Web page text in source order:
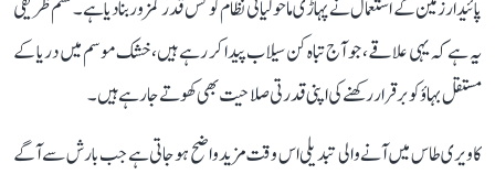
پائیدار زمین کے استعمال نے پہاڑی ماحولیاتی نظام کو کس قدر کمزور بنا دیا ہے۔ ستم ظریفی
یہ ہے کہ یہی علاقے، جو آج تباہ کن سیلاب پیدا کر رہے ہیں، خشک موسم میں دریا کے
مستقل بہاؤ کو برقرار رکھنے کی اپنی قدرتی صلاحیت بھی کھوتے جا رہے ہیں۔
کاویری طاس میں آنے والی تبدیلی اس وقت مزید واضح ہو جاتی ہے جب بارش سے آگے